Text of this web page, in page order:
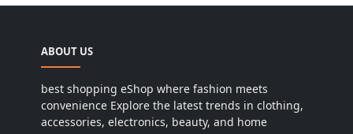
ABOUT US
best shopping eShop where fashion meets
convenience Explore the latest trends in clothing,
accessories, electronics, beauty, and home